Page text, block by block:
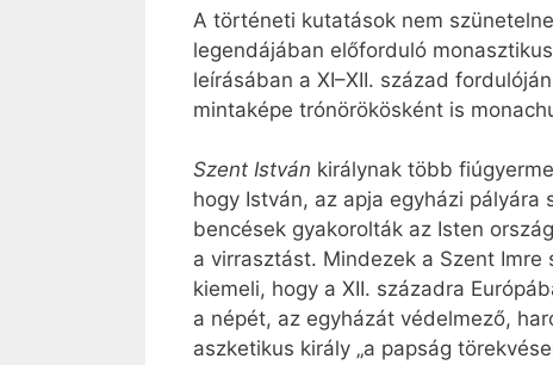
A történeti kutatások nem
legendájában előforduló
leírásában a XI–XII. század
mintaképe trónörökösként is
Szent István királynak több
hogy István, az apja egyházi pályára
bencések gyakorolták az Isten
a virrasztást. Mindezek a Szent
kiemeli, hogy a XII. századra
a népét, az egyházát védelmező,
aszketikus király „a papság